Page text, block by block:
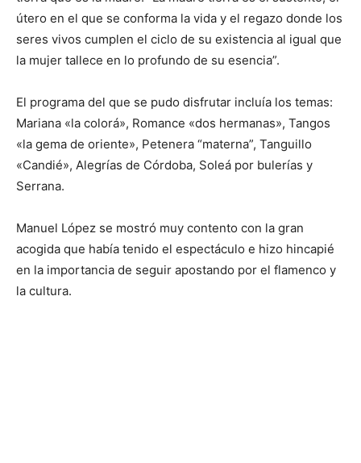
útero en el que se conforma la vida y el regazo donde los
seres vivos cumplen el ciclo de su existencia al igual que
la mujer tallece en lo profundo de su esencia”.
El programa del que se pudo disfrutar incluía los temas:
Mariana «la colorá», Romance «dos hermanas», Tangos
«la gema de oriente», Petenera “materna”, Tanguillo
«Candié», Alegrías de Córdoba, Soleá por bulerías y
Serrana.
Manuel López se mostró muy contento con la gran
acogida que había tenido el espectáculo e hizo hincapié
en la importancia de seguir apostando por el flamenco y
la cultura.